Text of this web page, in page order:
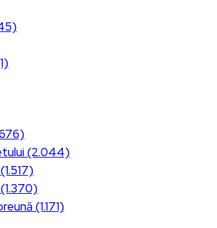
(2.044)
(1.171)